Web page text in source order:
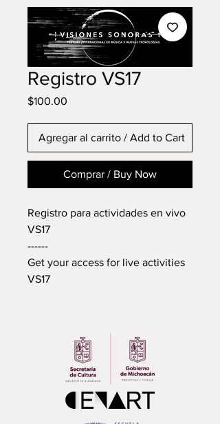
Registro VS17
$100.00
Agregar al carrito / Add to Cart
Comprar / Buy Now
Registro para actividades en vivo
VS17
------
Get your access for live activities
VS17